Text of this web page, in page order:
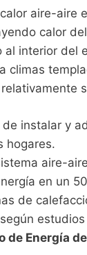
aire-aire
calor
al interior del
climas
de instalar y
hogares.
aire-
en un
de
de Energía